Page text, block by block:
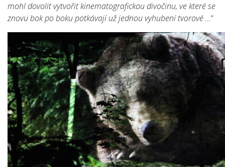
mohl dovolit vytvořit kinematografickou divočinu, ve které se
znovu bok po boku potkávají už jednou vyhubení tvorové …“